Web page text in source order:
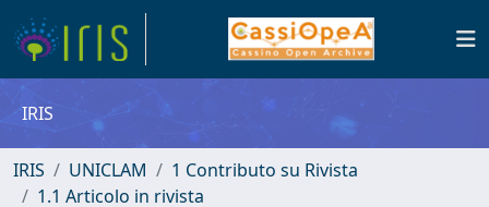
IRIS
IRIS UNICLAM
1 Contributo su Rivista
1.1 Articolo in rivista